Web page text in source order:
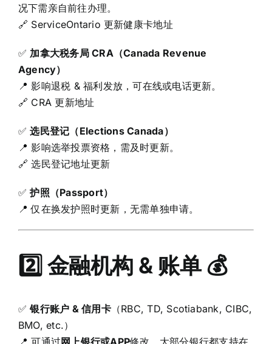
况下需亲自前往办理。
🔗 ServiceOntario 更新健康卡地址
✅ 加拿大税务局 CRA（Canada Revenue
Agency）
📍 影响退税 & 福利发放，可在线或电话更新。
🔗 CRA 更新地址
✅选民登记（Elections Canada）
📍 影响选举投票资格，需及时更新。
🔗选民登记地址更新
✅护照（Passport）
📍 仅在换发护照时更新，无需单独申请。
2️⃣ 金融机构 & 账单 💰
✅银行账户 & 信用卡（RBC, TD, Scotiabank, CIBC,
BMO, etc.）
📍 可通过网上银行或APP修改，大部分银行都支持在